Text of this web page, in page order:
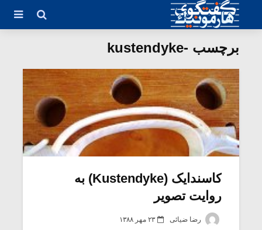
برچسب -kustendyke
کاسندایک (Kustendyke) به
روایت تصویر
رضا ضیائی ۲۳ مهر ۱۳۸۸